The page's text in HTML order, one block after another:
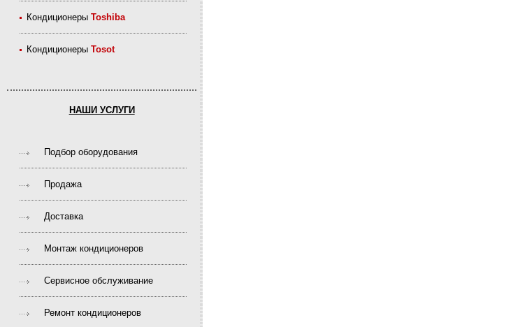
КондиционерыToshiba
КондиционерыTosot
НАШИ УСЛУГИ
Подбор оборудования
Продажа
Доставка
Монтаж кондиционеров
Сервисное обслуживание
Ремонт кондиционеров